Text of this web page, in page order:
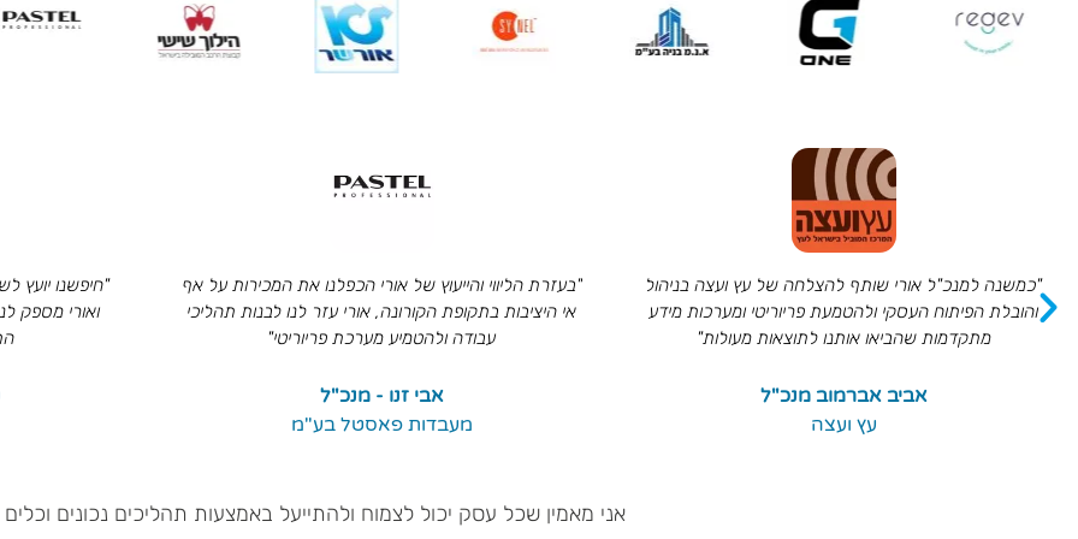
"בעזרת הליווי והייעוץ של אורי הכפלנו את המכירות על אף
אי היציבות בתקופת הקורונה, אורי עזר לנו לבנות תהליכי
עבודה ולהטמיע מערכת פריוריטי"
אבי זנו - מנכ"ל
מעבדות פאסטל בע"מ
"חיפשנו יועץ לשיפור תהליכים ומומחה במערכת פריורטי
ואורי מספק לנו בדיוק את המעטפת הדרושה לשיפור
התהליכים העסקיים אצלנו"
טוביה צוקרט מנכ"ל
הר-כה בע"מ
מומחה בענף
ליישומה
אני מאמין שכל עסק יכול לצמוח ולהתייעל באמצעות תהליכים נכונים